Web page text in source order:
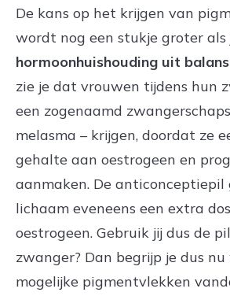
De kans op het krijgen van
wordt nog een stukje groter als
hormoonhuishouding uit balans
zie je dat vrouwen tijdens hun
een zogenaamd
melasma – krijgen, doordat ze
gehalte aan oestrogeen en
aanmaken. De
lichaam eveneens een extra
oestrogeen. Gebruik jij dus de
zwanger? Dan begrijp je dus
mogelijke pigmentvlekken